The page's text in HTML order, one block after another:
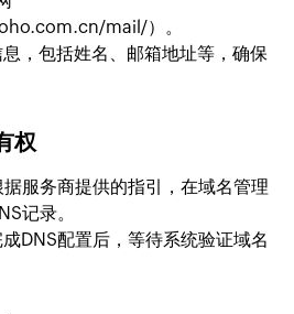
mail/）。
，包括姓名、邮箱地址等，确保
权
服务商提供的指引，在域名管理
记录。
DNS配置后，等待系统验证域名